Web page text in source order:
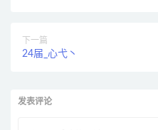
下一篇
24届_心弋丶
发表评论